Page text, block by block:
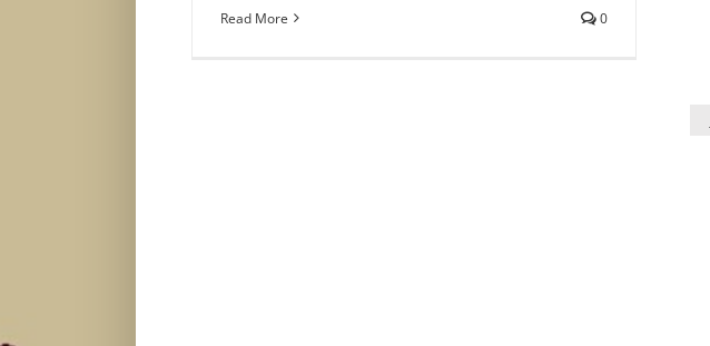
Read More 0